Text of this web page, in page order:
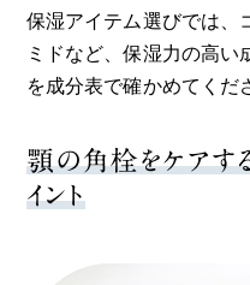
保湿アイテム選びでは、
ミドなど、保湿力の高
を成分表で確かめてくだ
顎の角栓をケア
イント